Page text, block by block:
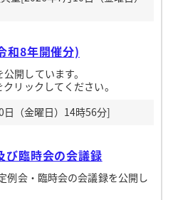
和8年開催分)
開しています。
リックしてください。
（金曜日）14時56分]
び臨時会の会議録
例会・臨時会の会議録を公開し